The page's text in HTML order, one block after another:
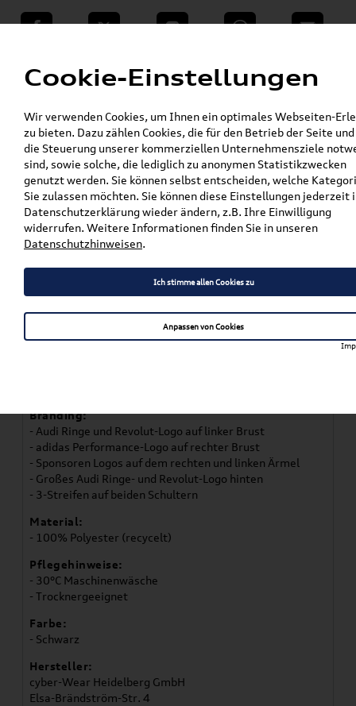
teilen Twitter Instagram WhatsApp E-Mail
VW Shop - VW Originalteile und Zubehör »
% Sale »
Original Audi Formula One Miami Jersey S Men
3132604102
Original Audi Formula One
Miami Jersey S Men
3132604102
Artikelbeschreibung
Branding:
- Audi Ringe und Revolut-Logo auf linker Brust
- adidas Performance-Logo auf rechter Brust
- Sponsoren Logos auf dem rechten und linken Ärmel
- Großes Audi Ringe- und Revolut-Logo hinten
- 3-Streifen auf beiden Schultern
Material:
- 100% Polyester (recycelt)
Pflegehinweise:
- 30°C Maschinenwäsche
- Trocknergeeignet
Farbe:
- Schwarz
Hersteller:
cyber-Wear Heidelberg GmbH
Elsa-Brändström-Str. 4
Cookie-Einstellungen
Wir verwenden Cookies, um Ihnen ein optimales Webseiten-
zu bieten. Dazu zählen Cookies, die für den Betrieb der Seite
die Steuerung unserer kommerziellen Unternehmensziele
sind, sowie solche, die lediglich zu anonymen Statistikzwecken
genutzt werden. Sie können selbst entscheiden, welche
Sie zulassen möchten. Sie können diese Einstellungen jederzeit
Datenschutzerklärung wieder ändern, z.B. Ihre Einwilligung
widerrufen. Weitere Informationen finden Sie in unseren
Datenschutzhinweisen.
Ich stimme allen Cookies zu
Anpassen von Cookies